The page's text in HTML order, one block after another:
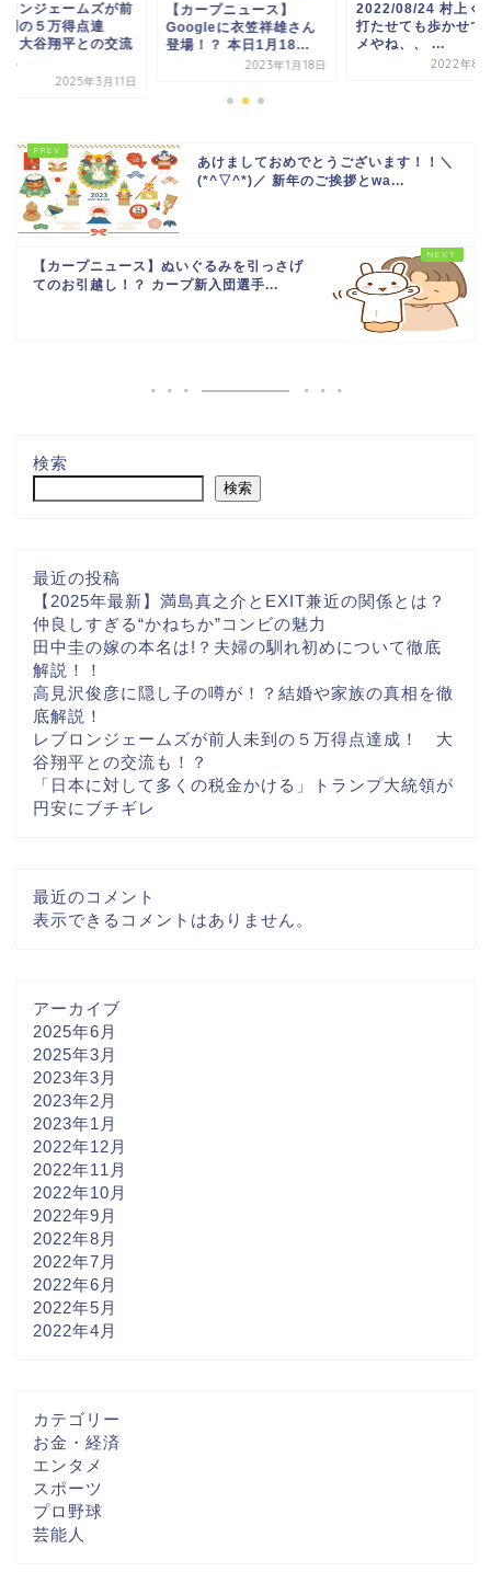
ロンジェームズが前
到の５万得点達
大谷翔平との交流
...
2025年3月11日
【カープニュース】
Googleに衣笠祥雄さん
登場！？ 本日1月18...
2023年1月18日
2022/08/24 村上く
打たせても歩かせて
メやね、、 ...
2022年8
あけましておめでとうございます！！＼
(*^▽^*)／ 新年のご挨拶とwa...
【カープニュース】ぬいぐるみを引っさげ
てのお引越し！？ カープ新入団選手...
検索
検索
最近の投稿
【2025年最新】満島真之介とEXIT兼近の関係とは？
仲良しすぎる“かねちか”コンビの魅力
田中圭の嫁の本名は!？夫婦の馴れ初めについて徹底
解説！！
高見沢俊彦に隠し子の噂が！？結婚や家族の真相を徹
底解説！
レブロンジェームズが前人未到の５万得点達成！ 大
谷翔平との交流も！？
「日本に対して多くの税金かける」トランプ大統領が
円安にブチギレ
最近のコメント
表示できるコメントはありません。
アーカイブ
2025年6月
2025年3月
2023年3月
2023年2月
2023年1月
2022年12月
2022年11月
2022年10月
2022年9月
2022年8月
2022年7月
2022年6月
2022年5月
2022年4月
カテゴリー
お金・経済
エンタメ
スポーツ
プロ野球
芸能人